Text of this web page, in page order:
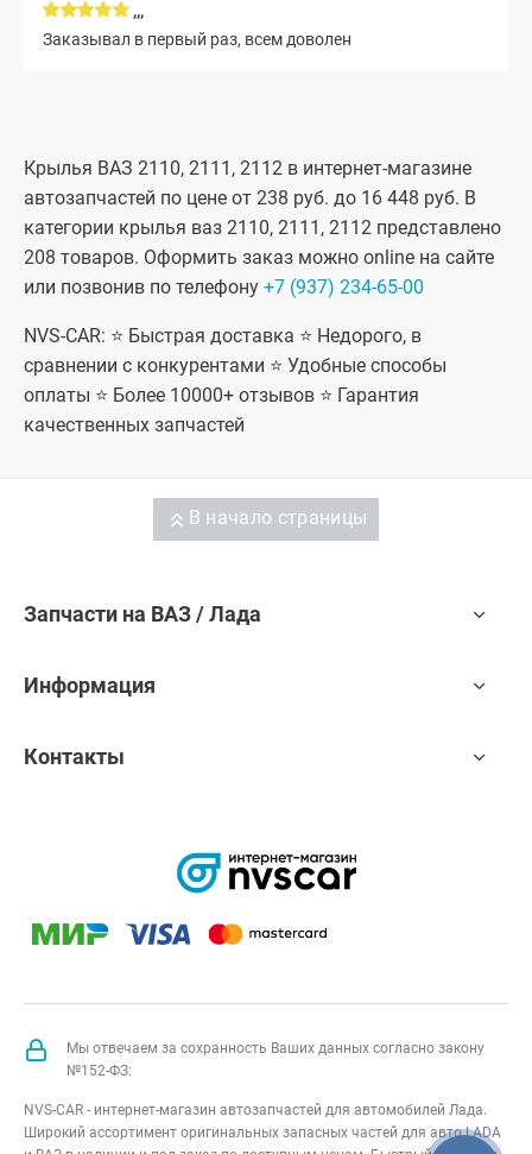
,,,
Заказывал в первый раз, всем доволен
Крылья ВАЗ 2110, 2111, 2112 в интернет-магазине
автозапчастей по цене от 238 руб. до 16 448 руб. В
категории крылья ваз 2110, 2111, 2112 представлено
208 товаров. Оформить заказ можно online на сайте
или позвонив по телефону +7 (937) 234-65-00
NVS-CAR: ⭐ Быстрая доставка ⭐ Недорого, в
сравнении с конкурентами ⭐ Удобные способы
оплаты ⭐ Более 10000+ отзывов ⭐ Гарантия
качественных запчастей
В начало страницы
Запчасти на ВАЗ / Лада
Информация
Контакты
Мы отвечаем за сохранность Ваших данных согласно закону
№152-ФЗ:
NVS-CAR - интернет-магазин автозапчастей для автомобилей Лада.
Широкий ассортимент оригинальных запасных частей для авто LADA